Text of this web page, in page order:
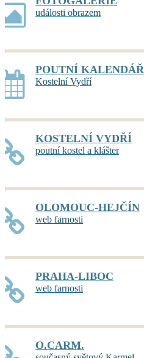
události obrazem
POUTNÍ KALENDÁŘ
Kostelní Vydří
KOSTELNÍ VYDŘÍ
poutní kostel a klášter
OLOMOUC-HEJČÍN
web farnosti
PRAHA-LIBOC
web farnosti
O.CARM.